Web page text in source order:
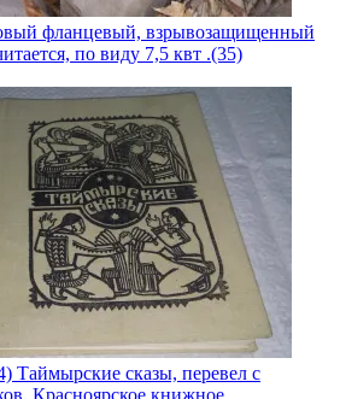
фланцевый, взрывозащищенный
по виду 7,5 квт .(35)
Таймырские сказы, перевел с